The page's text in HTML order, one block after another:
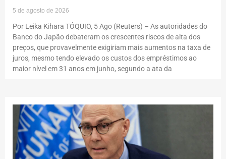
5 de agosto de 2026
Por Leika Kihara TÓQUIO, 5 Ago (Reuters) – As autoridades do
Banco do Japão debateram os crescentes riscos de alta dos
preços, que provavelmente exigiriam mais aumentos na taxa de
juros, mesmo tendo elevado os custos dos empréstimos ao
maior nível em 31 anos em junho, segundo a ata da